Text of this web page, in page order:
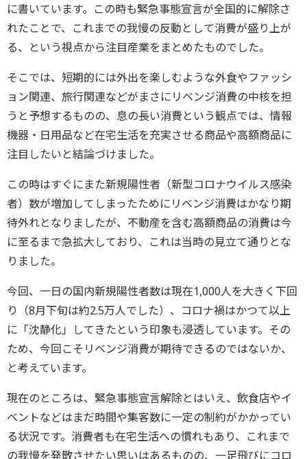
に書いています。この時も緊急事態宣言が全国的に解除さ
れたことで、これまでの我慢の反動として消費が盛り上が
る、という視点から注目産業をまとめたものでした。
そこでは、短期的には外出を楽しむような外食やファッシ
ョン関連、旅行関連などがまさにリベンジ消費の中核を担
うと予想するものの、息の長い消費という観点では、情報
機器・日用品など在宅生活を充実させる商品や高額商品に
注目したいと結論づけました。
この時はすぐにまた新規陽性者（新型コロナウイルス感染
者）数が増加してしまったためにリベンジ消費はかなり期
待外れとなりましたが、不動産を含む高額商品の消費は今
に至るまで急拡大しており、これは当時の見立て通りとな
りました。
今回、一日の国内新規陽性者数は現在1,000人を大きく下回
り（8月下旬は約2.5万人でした）、コロナ禍はかつて以上
に「沈静化」してきたという印象も浸透しています。その
ため、今回こそリベンジ消費が期待できるのではないか、
と考えています。
現在のところは、緊急事態宣言解除とはいえ、飲食店やイ
ベントなどはまだ時間や集客数に一定の制約がかかってい
る状況です。消費者も在宅生活への慣れもあり、これまで
の我慢を発散させたい思いはあるものの、一足飛びにコロ